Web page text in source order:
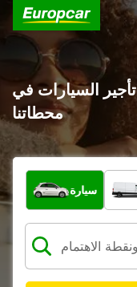
تأجير السيارات في Neckarsulm : اكتشف جميع
محطاتنا
ما نوع المركبة؟
سيارة